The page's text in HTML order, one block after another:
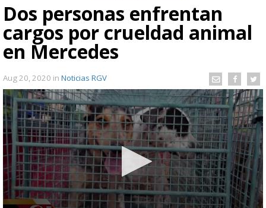
Dos personas enfrentan
cargos por crueldad animal
en Mercedes
Aug 20, 2020 in Noticias RGV